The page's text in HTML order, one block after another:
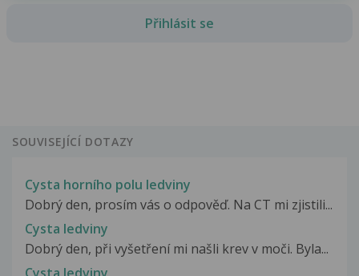
Přihlásit se
SOUVISEJÍCÍ DOTAZY
Cysta horního polu ledviny
Dobrý den, prosím vás o odpověď. Na CT mi zjistili...
Cysta ledviny
Dobrý den, při vyšetření mi našli krev v moči. Byla...